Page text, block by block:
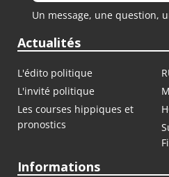
Un message, une question,
Actualités
L'édito politique
L'invité politique
Les courses hippiques et
pronostics
Informations